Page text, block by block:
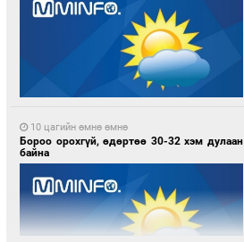
10 цагийн өмнө өмнө
Бороо орохгүй, өдөртөө 30-32 хэм дулаан
байна